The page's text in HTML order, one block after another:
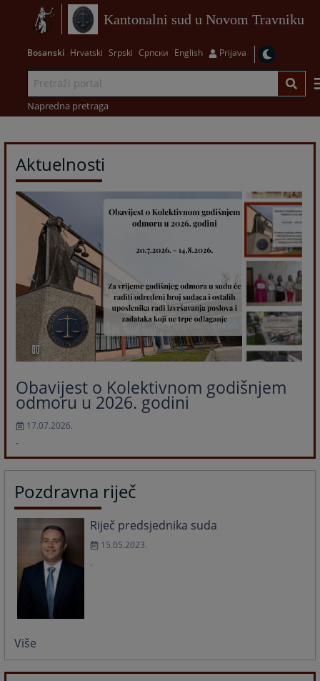
Kantonalni sud u Novom Travniku
Bosanski Hrvatski Srpski Српски English Prijava
Napredna pretraga
Aktuelnosti
Obavijest o Kolektivnom godišnjem
odmoru u 2026. godini
17.07.2026.
-
Pozdravna riječ
Riječ predsjednika suda
15.05.2023.
.
Više